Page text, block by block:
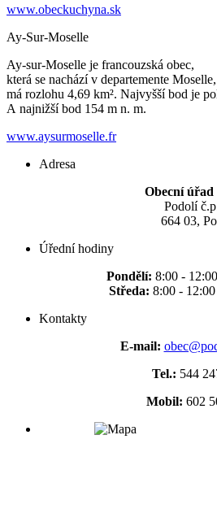
www.obeckuchyna.sk
Ay-Sur-Moselle
Ay-sur-Moselle je francouzská obec,
která se nachází v departemente
má rozlohu 4,69 km². Najvyšší bod je
A najnižší bod 154 m n. m.
www.aysurmoselle.fr
Adresa
Obecní úřad
Podolí
664 03,
Úřední hodiny
Pondělí: 8:00 -
Středa: 8:00 -
Kontakty
E-mail:
Tel.: 544
Mobil: 602